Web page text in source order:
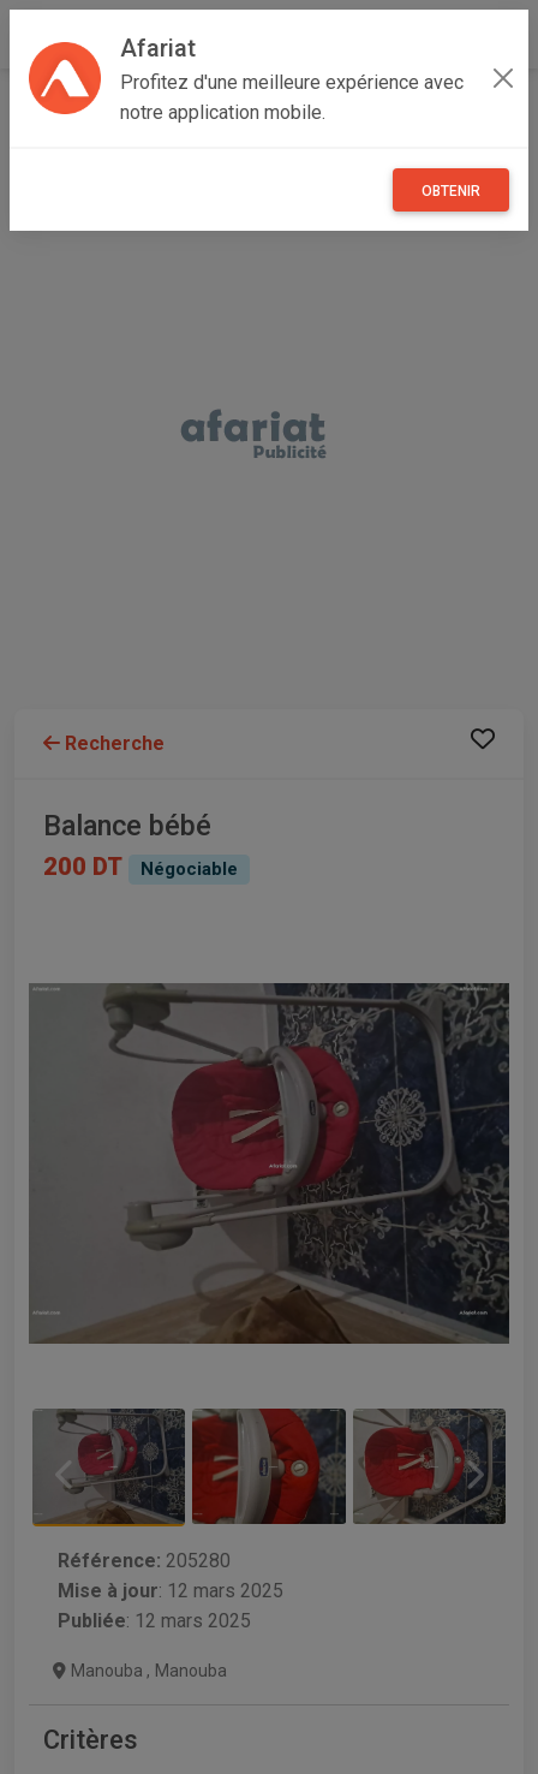
Afariat
Profitez d'une meilleure expérience avec
notre application mobile.
OBTENIR
Accueil Maisons et enfants Grand Tunis
Recherche
Balance bébé
200 DT Négociable
Référence: 205280
Mise à jour: 12 mars 2025
Publiée: 12 mars 2025
Manouba , Manouba
Critères